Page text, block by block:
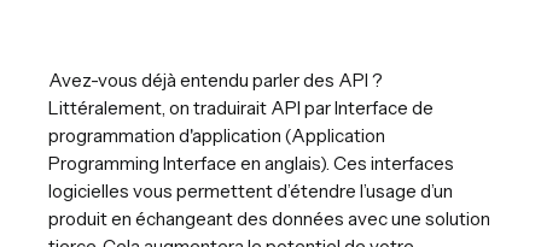
Avez-vous déjà entendu parler des API ?
Littéralement, on traduirait API par Interface de
programmation d'application (Application
Programming Interface en anglais). Ces interfaces
logicielles vous permettent d’étendre l’usage d’un
produit en échangeant des données avec une solution